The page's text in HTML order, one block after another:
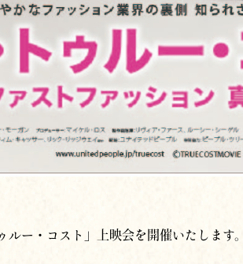
ルー・コスト」上映会を開催いたします。